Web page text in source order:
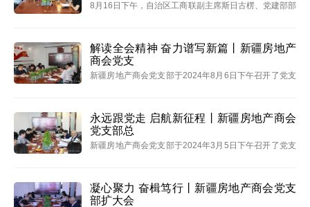
8月16日下午，自治区工商联副主席斯日古楞、党建部部
文彬，组织委员单位、俊发房产焦晓丽，秘书长吴丽娟
等参加会
解读全会精神 奋力谱写新篇丨新疆房地产
商会党支
新疆房地产商会党支部于2024年8月6日下午召开了党支
委员单位、俊发房产焦晓丽，宣传委员单位、兆龙集团
孟玉莲等
永远跟党走 启航新征程丨新疆房地产商会
党支部总
新疆房地产商会党支部于2024年3月5日下午召开了党支
委员、新疆秦基房地产开发有限公司 王志刚，组织委
员、新疆
凝心聚力 奋楫笃行丨新疆房地产商会党支
部扩大会